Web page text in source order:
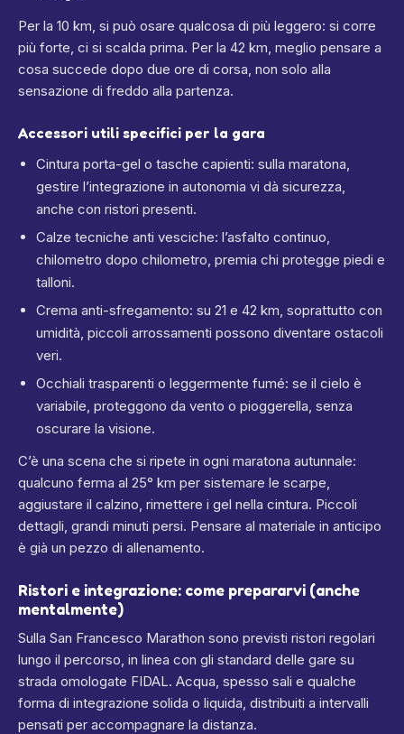
Per la 10 km, si può osare qualcosa di più leggero: si corre
più forte, ci si scalda prima. Per la 42 km, meglio pensare a
cosa succede dopo due ore di corsa, non solo alla
sensazione di freddo alla partenza.
Accessori utili specifici per la gara
Cintura porta-gel o tasche capienti: sulla maratona,
gestire l’integrazione in autonomia vi dà sicurezza,
anche con ristori presenti.
Calze tecniche anti vesciche: l’asfalto continuo,
chilometro dopo chilometro, premia chi protegge piedi e
talloni.
Crema anti-sfregamento: su 21 e 42 km, soprattutto con
umidità, piccoli arrossamenti possono diventare ostacoli
veri.
Occhiali trasparenti o leggermente fumé: se il cielo è
variabile, proteggono da vento o pioggerella, senza
oscurare la visione.
C’è una scena che si ripete in ogni maratona autunnale:
qualcuno ferma al 25° km per sistemare le scarpe,
aggiustare il calzino, rimettere i gel nella cintura. Piccoli
dettagli, grandi minuti persi. Pensare al materiale in anticipo
è già un pezzo di allenamento.
Ristori e integrazione: come prepararvi (anche
mentalmente)
Sulla San Francesco Marathon sono previsti ristori regolari
lungo il percorso, in linea con gli standard delle gare su
strada omologate FIDAL. Acqua, spesso sali e qualche
forma di integrazione solida o liquida, distribuiti a intervalli
pensati per accompagnare la distanza.